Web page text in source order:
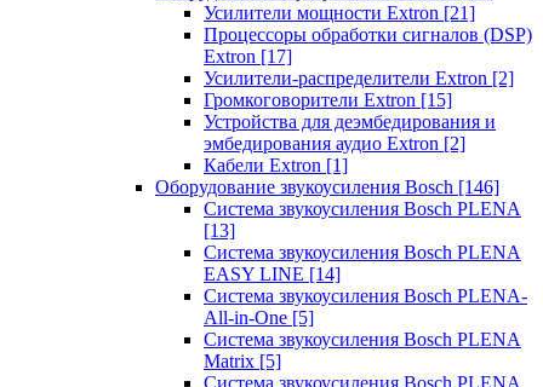
Усилители мощности Extron [21]
Процессоры обработки сигналов (DSP)
Extron [17]
Усилители-распределители Extron [2]
Громкоговорители Extron [15]
Устройства для деэмбедирования и
эмбедирования аудио Extron [2]
Кабели Extron [1]
Оборудование звукоусиления Bosch [146]
Система звукоусиления Bosch PLENA
[13]
Система звукоусиления Bosch PLENA
EASY LINE [14]
Система звукоусиления Bosch PLENA-
All-in-One [5]
Система звукоусиления Bosch PLENA
Matrix [5]
Система звукоусиления Bosch PLENA